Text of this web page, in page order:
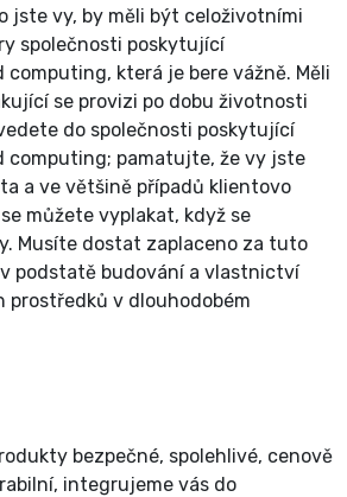
jste vy, by měli být celoživotními
společnosti poskytující
která je bere vážně. Měli
se provizi po dobu životnosti
do společnosti poskytující
computing; pamatujte, že vy jste
a ve většině případů klientovo
můžete vyplakat, když se
Musíte dostat zaplaceno za tuto
podstatě budování a vlastnictví
v dlouhodobém
bezpečné, spolehlivé, cenově
integrujeme vás do